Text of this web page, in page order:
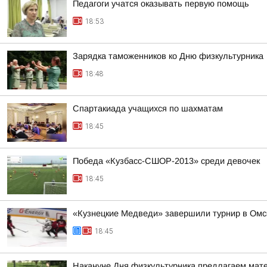
Педагоги учатся оказывать первую помощь
18:53
Зарядка таможенников ко Дню физкультурника
18:48
Спартакиада учащихся по шахматам
18:45
Победа «Кузбасс-СШОР-2013» среди девочек
18:45
«Кузнецкие Медведи» завершили турнир в
18:45